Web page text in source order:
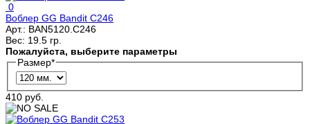
0
Воблер GG Bandit C246
Арт.: BAN5120.C246
Вес: 19.5 гр.
Пожалуйста, выберите параметры
Размер*
410 руб.